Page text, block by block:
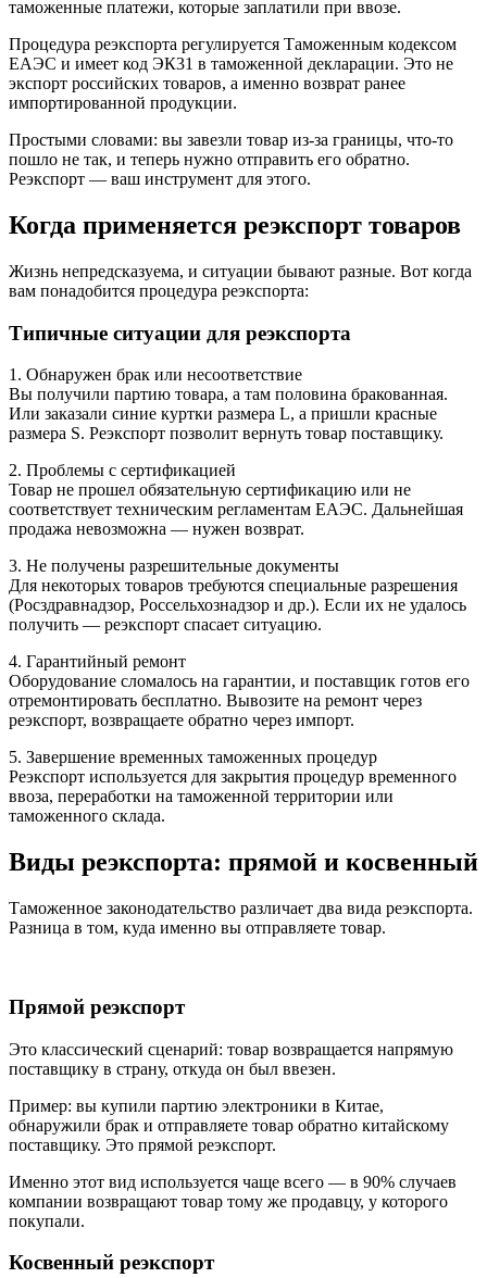
таможенные платежи, которые заплатили при ввозе.
Процедура реэкспорта регулируется Таможенным кодексом
ЕАЭС и имеет код ЭК31 в таможенной декларации. Это не
экспорт российских товаров, а именно возврат ранее
импортированной продукции.
Простыми словами: вы завезли товар из-за границы, что-то
пошло не так, и теперь нужно отправить его обратно.
Реэкспорт — ваш инструмент для этого.
Когда применяется реэкспорт товаров
Жизнь непредсказуема, и ситуации бывают разные. Вот когда
вам понадобится процедура реэкспорта:
Типичные ситуации для реэкспорта
1. Обнаружен брак или несоответствие
Вы получили партию товара, а там половина бракованная.
Или заказали синие куртки размера L, а пришли красные
размера S. Реэкспорт позволит вернуть товар поставщику.
2. Проблемы с сертификацией
Товар не прошел обязательную сертификацию или не
соответствует техническим регламентам ЕАЭС. Дальнейшая
продажа невозможна — нужен возврат.
3. Не получены разрешительные документы
Для некоторых товаров требуются специальные разрешения
(Росздравнадзор, Россельхознадзор и др.). Если их не удалось
получить — реэкспорт спасает ситуацию.
4. Гарантийный ремонт
Оборудование сломалось на гарантии, и поставщик готов его
отремонтировать бесплатно. Вывозите на ремонт через
реэкспорт, возвращаете обратно через импорт.
5. Завершение временных таможенных процедур
Реэкспорт используется для закрытия процедур временного
ввоза, переработки на таможенной территории или
таможенного склада.
Виды реэкспорта: прямой и косвенный
Таможенное законодательство различает два вида реэкспорта.
Разница в том, куда именно вы отправляете товар.
Прямой реэкспорт
Это классический сценарий: товар возвращается напрямую
поставщику в страну, откуда он был ввезен.
Пример: вы купили партию электроники в Китае,
обнаружили брак и отправляете товар обратно китайскому
поставщику. Это прямой реэкспорт.
Именно этот вид используется чаще всего — в 90% случаев
компании возвращают товар тому же продавцу, у которого
покупали.
Косвенный реэкспорт